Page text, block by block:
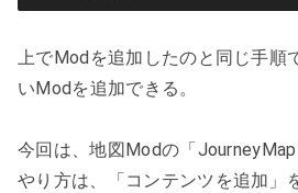
上でModを追加したのと同じ手順
いModを追加できる。
今回は、地図Modの「JourneyMap
やり方は、「コンテンツを追加」